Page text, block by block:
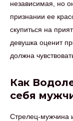
независимая, но
признании ее
скупиться на
девушка оценит
должна
Как
себя
Стрелец-мужчина